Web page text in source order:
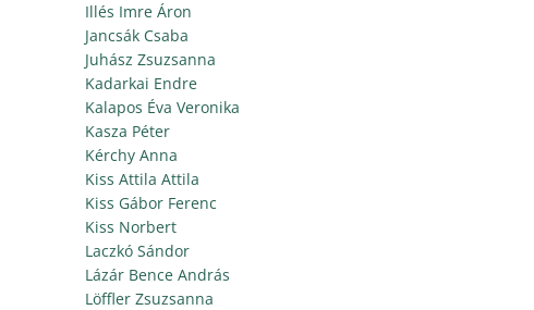
Illés Imre Áron
Jancsák Csaba
Juhász Zsuzsanna
Kadarkai Endre
Kalapos Éva Veronika
Kasza Péter
Kérchy Anna
Kiss Attila Attila
Kiss Gábor Ferenc
Kiss Norbert
Laczkó Sándor
Lázár Bence András
Löffler Zsuzsanna